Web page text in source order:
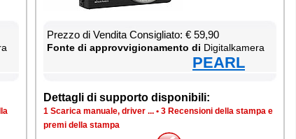
Prez­zo di Ven­di­ta Con­si­glia­to: € 59,90
Fon­te di ap­prov­vi­gio­na­men­to di Di­gi­tal­ka­me­ra
PEARL
Det­ta­gli di sup­por­to di­spo­ni­bi­li:
1 Sca­ri­ca ma­nua­le, dri­ver ... • 3 Re­cen­sio­ni del­la stam­pa e
pre­mi del­la stam­pa